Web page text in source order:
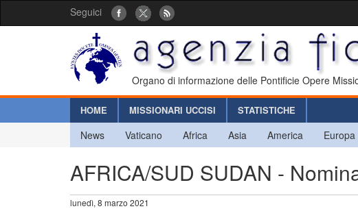
Seguici
Organo di informazione delle Pontificie Opere
HOME MISSIONARI UCCISI STATISTICHE
News Vaticano Africa Asia America Europa
AFRICA/SUD SUDAN -
lunedì, 8 marzo 2021